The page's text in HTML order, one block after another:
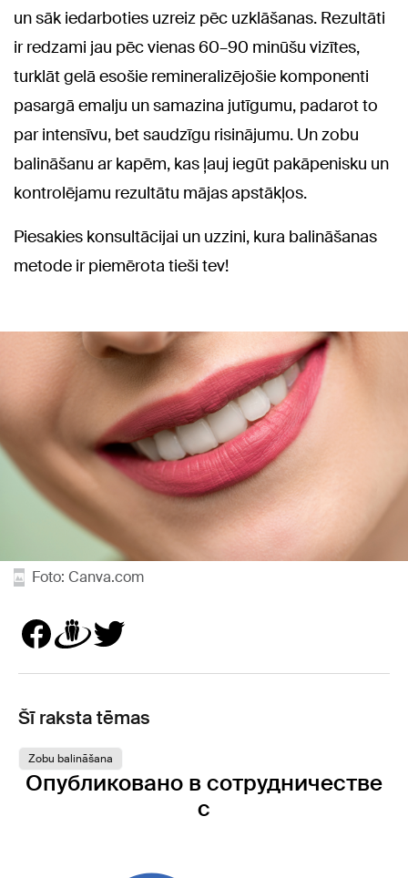
un sāk iedarboties uzreiz pēc uzklāšanas. Rezultāti
ir redzami jau pēc vienas 60–90 minūšu vizītes,
turklāt gelā esošie remineralizējošie komponenti
pasargā emalju un samazina jutīgumu, padarot to
par intensīvu, bet saudzīgu risinājumu. Un zobu
balināšanu ar kapēm, kas ļauj iegūt pakāpenisku un
kontrolējamu rezultātu mājas apstākļos.
Piesakies konsultācijai un uzzini, kura balināšanas
metode ir piemērota tieši tev!
Foto: Canva.com
Šī raksta tēmas
Zobu balināšana
Опубликовано в сотрудничестве
с